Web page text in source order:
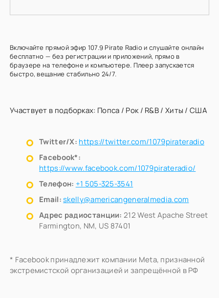
Включайте прямой эфир 107.9 Pirate Radio и слушайте онлайн
бесплатно — без регистрации и приложений, прямо в
браузере на телефоне и компьютере. Плеер запускается
быстро, вещание стабильно 24/7.
Участвует в подборках: Попса / Рок/ R&B/ Хиты /США
Twitter/X: https://twitter.com/1079pirateradio
Facebook*:
https://www.facebook.com/1079pirateradio/
Телефон: +1 505-325-3541
Email:skelly@americangeneralmedia.com
Адрес радиостанции: 212 West Apache Street
Farmington, NM, US 87401
* Facebook принадлежит компании Meta, признанной
экстремистской организацией и запрещённой в РФ